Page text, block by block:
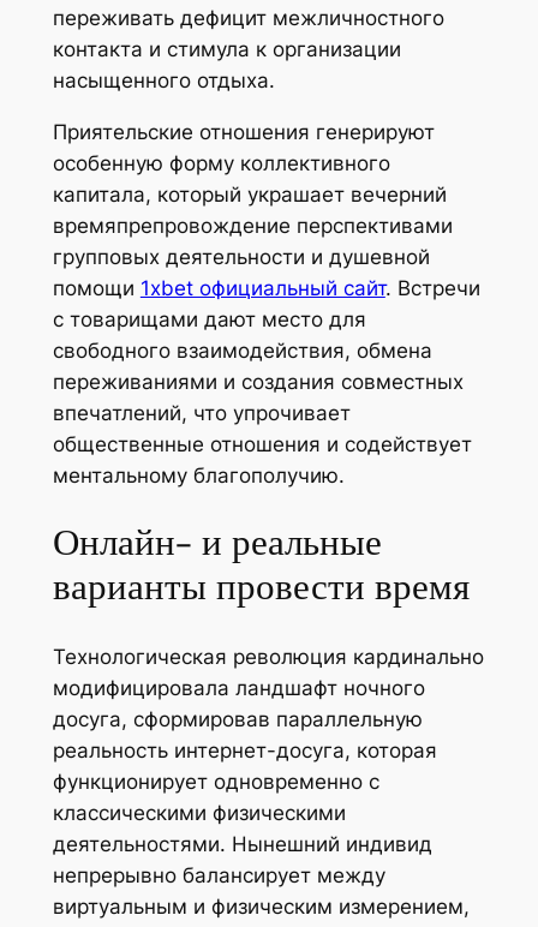
переживать дефицит межличностного
контакта и стимула к организации
насыщенного отдыха.
Приятельские отношения генерируют
особенную форму коллективного
капитала, который украшает вечерний
времяпрепровождение перспективами
групповых деятельности и душевной
помощи 1xbet официальный сайт. Встречи
с товарищами дают место для
свободного взаимодействия, обмена
переживаниями и создания совместных
впечатлений, что упрочивает
общественные отношения и содействует
ментальному благополучию.
Онлайн- и реальные
варианты провести время
Технологическая революция кардинально
модифицировала ландшафт ночного
досуга, сформировав параллельную
реальность интернет-досуга, которая
функционирует одновременно с
классическими физическими
деятельностями. Нынешний индивид
непрерывно балансирует между
виртуальным и физическим измерением,